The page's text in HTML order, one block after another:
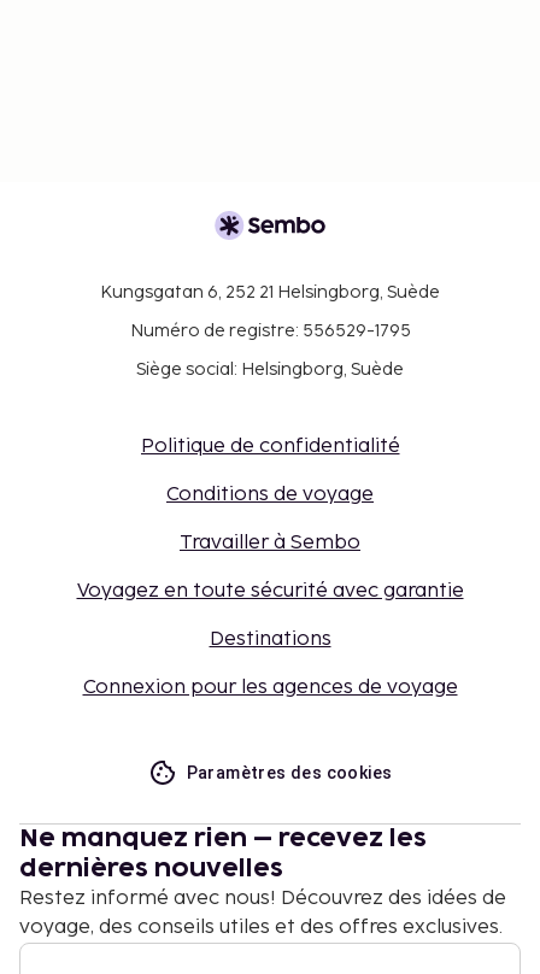
Kungsgatan 6, 252 21 Helsingborg, Suède
Numéro de registre: 556529-1795
Siège social: Helsingborg, Suède
Politique de confidentialité
Conditions de voyage
Travailler à Sembo
Voyagez en toute sécurité avec garantie
Destinations
Connexion pour les agences de voyage
Paramètres des cookies
Ne manquez rien – recevez les
dernières nouvelles
Restez informé avec nous! Découvrez des idées de
voyage, des conseils utiles et des offres exclusives.